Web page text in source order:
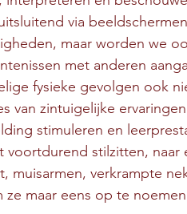
via
maar worden we
met anderen
fysieke gevolgen ook
van zintuigelijke
stimuleren en
stilzitten, naar
muisarmen, verkrampte
maar eens op te